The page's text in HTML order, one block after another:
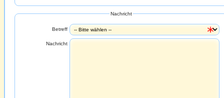
Nachricht
Betreff
Nachricht